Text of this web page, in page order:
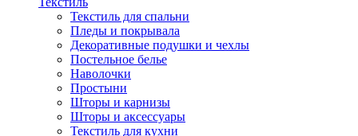
Текстиль для спальни
Пледы и покрывала
Декоративные подушки и чехлы
Постельное белье
Наволочки
Простыни
Шторы и карнизы
Шторы и аксессуары
Текстиль для кухни